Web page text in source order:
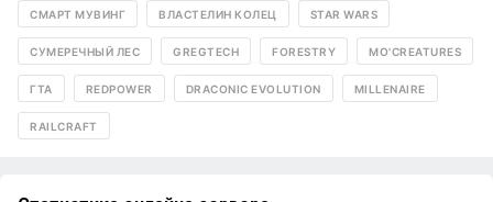
СМАРТ МУВИНГ ВЛАСТЕЛИН КОЛЕЦ STAR WARS
СУМЕРЕЧНЫЙ ЛЕС GREGTECH FORESTRY MO'CREATURES
ГТА REDPOWER DRACONIC EVOLUTION MILLENAIRE
RAILCRAFT